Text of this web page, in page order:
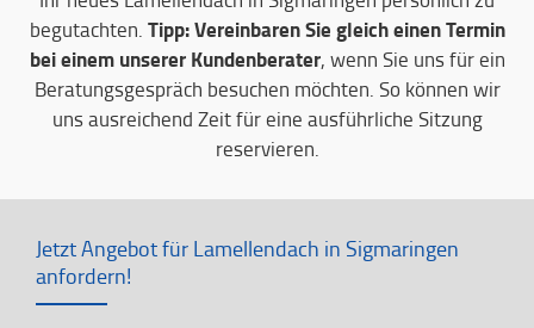
begutachten. Tipp: Vereinbaren Sie gleich einen Termin
bei einem unserer Kundenberater, wenn Sie uns für ein
Beratungsgespräch besuchen möchten. So können wir
uns ausreichend Zeit für eine ausführliche Sitzung
reservieren.
Jetzt Angebot für Lamellendach in Sigmaringen
anfordern!